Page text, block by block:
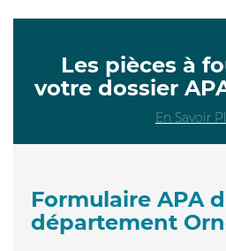
Les pièces à
votre dossier
En Savoir
Formulaire APA
département